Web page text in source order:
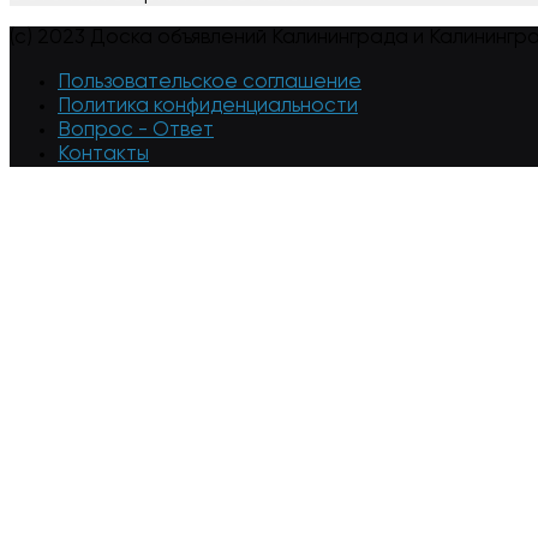
Пользовательское соглашение
Политика конфиденциальности
Вопрос - Ответ
Контакты